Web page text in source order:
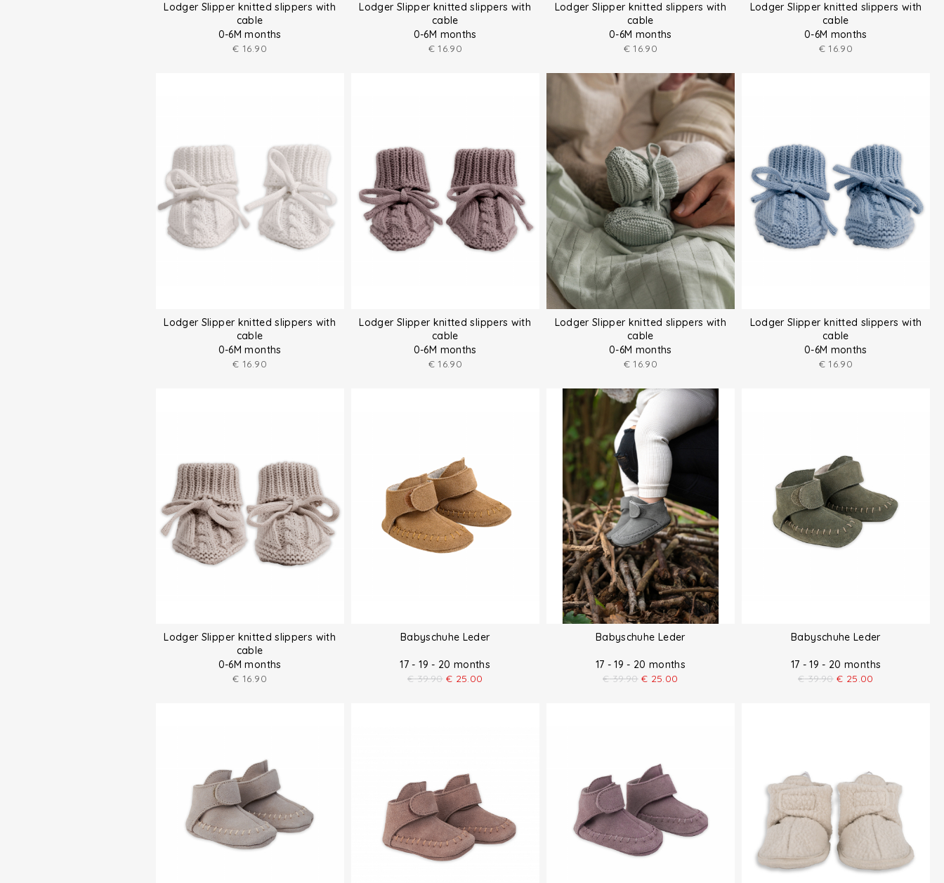
Lodger Slipper knitted slippers with
cable
0-6M months
€ 16.90
Lodger Slipper knitted slippers with
cable
0-6M months
€ 16.90
Lodger Slipper knitted slippers with
cable
0-6M months
€ 16.90
Lodger Slipper knitted slippers with
cable
0-6M months
€ 16.90
Lodger Slipper knitted slippers with
cable
0-6M months
€ 16.90
Lodger Slipper knitted slippers with
cable
0-6M months
€ 16.90
Lodger Slipper knitted slippers with
cable
0-6M months
€ 16.90
Lodger Slipper knitted slippers with
cable
0-6M months
€ 16.90
Lodger Slipper knitted slippers with
cable
0-6M months
€ 16.90
Babyschuhe Leder
17 - 19 - 20 months
€ 39.90 € 25.00
Babyschuhe Leder
17 - 19 - 20 months
€ 39.90 € 25.00
Babyschuhe Leder
17 - 19 - 20 months
€ 39.90 € 25.00